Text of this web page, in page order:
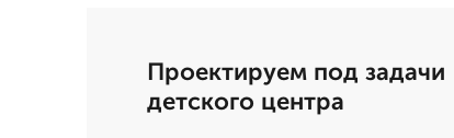
Проектируем под задачи
детского центра